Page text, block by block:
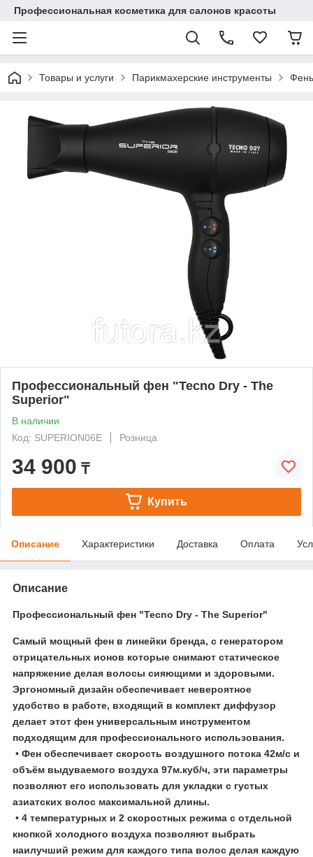
Профессиональная косметика для салонов красоты
Товары и услуги Парикмахерские инструменты
Профессиональный фен "Tecno Dry - The
Superior"
В наличии
Код: SUPERION06E
Розница
34 900 ₸
Купить
Описание Характеристики Доставка Оплата
Описание
Профессиональный фен "Tecno Dry - The Superior"
Самый мощный фен в линейки бренда, с генератором
отрицательных ионов которые снимают статическое
напряжение делая волосы сияющими и здоровыми.
Эргономный дизайн обеспечивает невероятное
удобство в работе, входящий в комплект диффузор
делает этот фен универсальным инструментом
подходящим для профессионального использования.
• Фен обеспечивает скорость воздушного потока 42м/с и
объём выдуваемого воздуха 97м.куб/ч, эти параметры
позволяют его использовать для укладки с густых
азиатских волос максимальной длины.
• 4 температурных и 2 скоростных режима с отдельной
кнопкой холодного воздуха позволяют выбрать
наилучший режим для каждого типа волос делая каждую